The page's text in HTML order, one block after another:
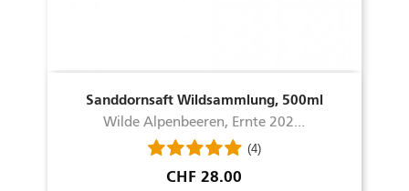
Sanddornsaft Wildsammlung, 500ml
Wilde Alpenbeeren, Ernte 202...
(4)
Preis
CHF 28.00